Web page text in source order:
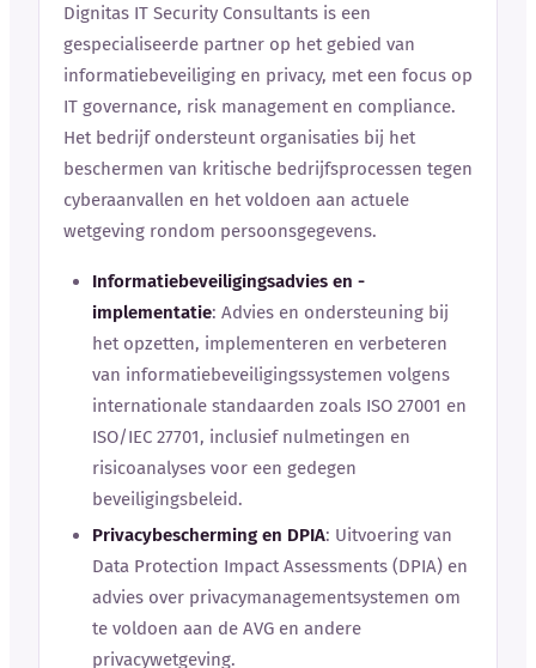
Dignitas IT Security Consultants is een
gespecialiseerde partner op het gebied van
informatiebeveiliging en privacy, met een focus op
IT governance, risk management en compliance.
Het bedrijf ondersteunt organisaties bij het
beschermen van kritische bedrijfsprocessen tegen
cyberaanvallen en het voldoen aan actuele
wetgeving rondom persoonsgegevens.
Informatiebeveiligingsadvies en -
implementatie: Advies en ondersteuning bij
het opzetten, implementeren en verbeteren
van informatiebeveiligingssystemen volgens
internationale standaarden zoals ISO 27001 en
ISO/IEC 27701, inclusief nulmetingen en
risicoanalyses voor een gedegen
beveiligingsbeleid.
Privacybescherming en DPIA: Uitvoering van
Data Protection Impact Assessments (DPIA) en
advies over privacymanagementsystemen om
te voldoen aan de AVG en andere
privacywetgeving.